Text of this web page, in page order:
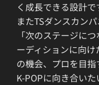
く成長できる設計で
またTSダンスカン
「次のステージに
ーディションに向
の機会、プロを目
K-POPに向き合い